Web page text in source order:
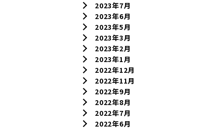
2023年7月
2023年6月
2023年5月
2023年3月
2023年2月
2023年1月
2022年12月
2022年11月
2022年9月
2022年8月
2022年7月
2022年6月